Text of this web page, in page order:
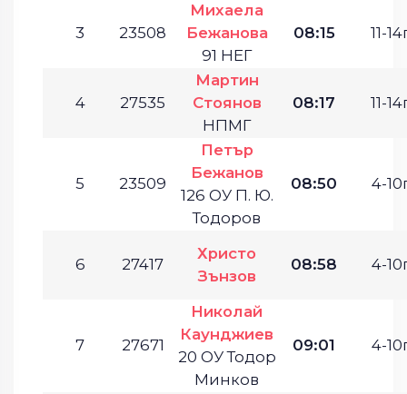
3 23508
Михаела
Бежанова
91 НЕГ
08:15 11-
4 27535
Мартин
Стоянов
НПМГ
08:17 11-
5 23509
Петър
Бежанов
126 ОУ П. Ю.
Тодоров
08:50 4-
6 27417
Христо
Зънзов
08:58 4-
7 27671
Николай
Каунджиев
20 ОУ Тодор
Минков
09:01 4-